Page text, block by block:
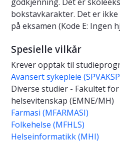
bokstavkarakter. Det er
på eksamen (Kode E: Ingen
Spesielle vilkår
Krever opptak til
Avansert sykepleie
Diverse studier - Fakultet
helsevitenskap (EMNE/MH)
Farmasi (MFARMASI)
Folkehelse (MFHLS)
Helseinformatikk (MHI)